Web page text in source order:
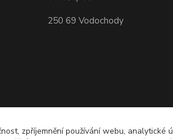
250 69 Vodochody
zpříjemnění používání webu, analytické